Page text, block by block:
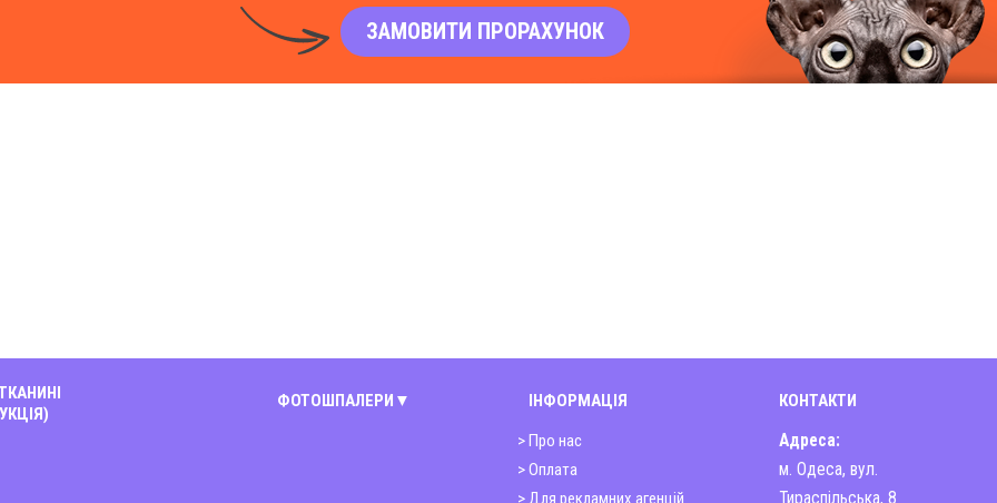
ЗАМОВИТИ ПРОРАХУНОК
ФОТОШПАЛЕРИ
ІНФОРМАЦІЯ
> Про нас
> Оплата
> Для рекламних агенцій
КОНТАКТИ
Адреса:
м. Одеса, вул.
Тираспільська, 8